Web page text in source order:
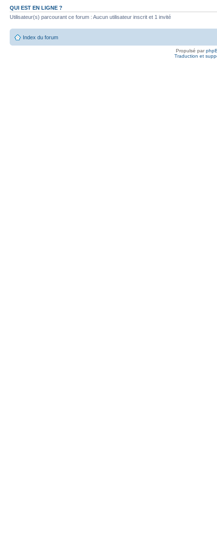
QUI EST EN LIGNE ?
Utilisateur(s) parcourant ce forum : Aucun utilisateur inscrit et 1 invité
Index du forum
Propulsé par
Traduction et